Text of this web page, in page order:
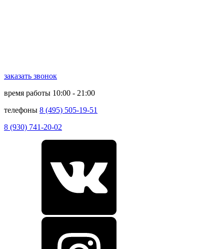
заказать звонок
время работы 10:00 - 21:00
телефоны 8 (495) 505-19-51
8 (930) 741-20-02